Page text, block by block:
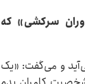
سرکشی» که
و می‌گفت: «یک